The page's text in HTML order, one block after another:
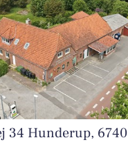
34 Hunderup, 6740